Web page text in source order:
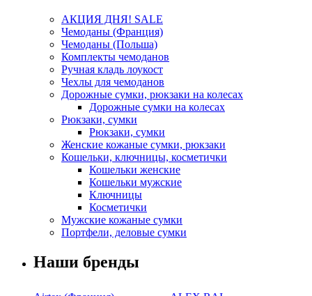
АКЦИЯ ДНЯ! SALE
Чемоданы (Франция)
Чемоданы (Польша)
Комплекты чемоданов
Ручная кладь лоукост
Чехлы для чемоданов
Дорожные сумки, рюкзаки на колесах
Дорожные сумки на колесах
Рюкзаки, сумки
Рюкзаки, сумки
Женские кожаные сумки, рюкзаки
Кошельки, ключницы, косметички
Кошельки женские
Кошельки мужские
Ключницы
Косметички
Мужские кожаные сумки
Портфели, деловые сумки
Наши бренды